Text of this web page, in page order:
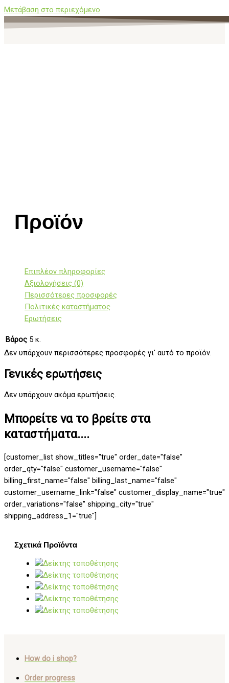
Μετάβαση στο περιεχόμενο
Προϊόν
Επιπλέον πληροφορίες
Αξιολογήσεις (0)
Περισσότερες προσφορές
Πολιτικές καταστήματος
Ερωτήσεις
Βάρος 5 κ.
Δεν υπάρχουν περισσότερες προσφορές γι' αυτό το προϊόν.
Γενικές ερωτήσεις
Δεν υπάρχουν ακόμα ερωτήσεις.
Μπορείτε να το βρείτε στα
καταστήματα....
[customer_list show_titles="true" order_date="false"
order_qty="false" customer_username="false"
billing_first_name="false" billing_last_name="false"
customer_username_link="false" customer_display_name="true"
order_variations="false" shipping_city="true"
shipping_address_1="true"]
Σχετικά Προϊόντα
How do i shop?
Order progress